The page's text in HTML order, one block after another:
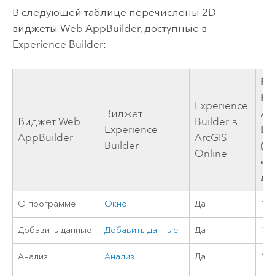
В следующей таблице перечислены 2D
виджеты Web AppBuilder, доступные в
Experience Builder:
ВиджетWeb
AppBuilder
Виджет
Experience
Builder
Experience
Builder в
ArcGIS
Online
О программе Окно Да
Добавить данные Добавить данные Да
Анализ Анализ Да